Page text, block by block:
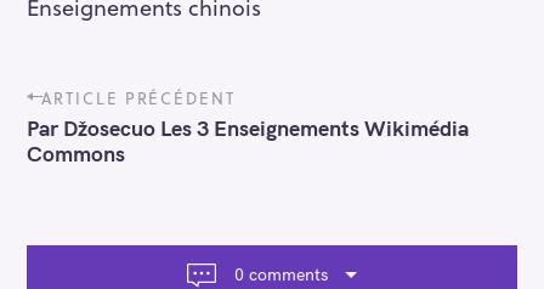
Enseignements chinois
P
o
s
t
v
ARTICLE PRÉCÉDENT
Par Džosecuo Les 3 Enseignements Wikimédia
Commons
0 comments